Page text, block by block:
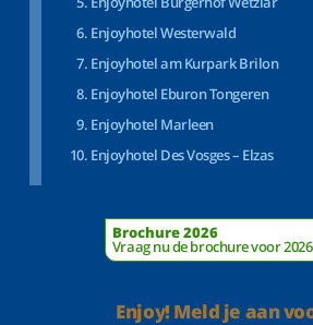
Enjoyhotel Westerwald
Enjoyhotel am Kurpark Brilon
Enjoyhotel Eburon Tongeren
Enjoyhotel Marleen
Enjoyhotel Des Vosges – Elzas
Brochure 2026
Vraag nu de brochure voor
Enjoy! Meld je aan